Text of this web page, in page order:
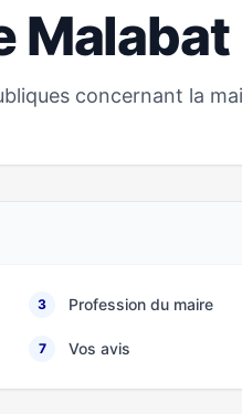
Malabat
concernant la
3 Profession du maire
7 Vos avis